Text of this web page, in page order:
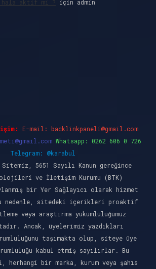
hala aktif mi ? için admin
E-mail: backlinkpaneli@gmail.com
Whatsapp: 0262 606 0 726
Telegram: @karabul
Sitemiz, 5651 Sayılı Kanun gereğince
ve İletişim Kurumu (BTK)
bir Yer Sağlayıcı olarak hizmet
nedenle, sitedeki içerikleri proaktif
veya araştırma yükümlülüğümüz
Ancak, üyelerimiz yazdıkları
taşımakta olup, siteye üye
kabul etmiş sayılırlar. Bu
bir marka, kurum veya şahıs